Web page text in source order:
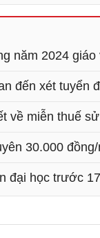
năm 2024 giáo
đến xét tuyển
về miễn thuế
30.000
đại học trước